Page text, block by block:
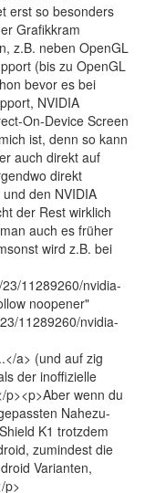
erst so besonders
Grafikkram
z.B. neben OpenGL
(bis zu OpenGL
bevor es bei
NVIDIA
On-Device Screen
ist, denn so kann
auch direkt auf
direkt
den NVIDIA
der Rest wirklich
auch es früher
wird z.B. bei
11289260/nvidia-
noopener"
11289260/nvidia-
a> (und auf zig
der inoffizielle
p><p>Aber wenn du
Nahezu-
K1 trotzdem
zumindest die
Varianten,
p>